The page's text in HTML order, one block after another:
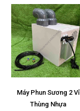
Máy Phun Sương 2 Vỉ
Thùng Nhựa